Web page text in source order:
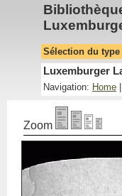
Sélection du
Luxemburger
Navigation: Home
Zoom